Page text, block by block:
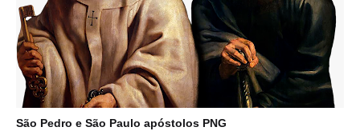
São Pedro e São Paulo apóstolos PNG